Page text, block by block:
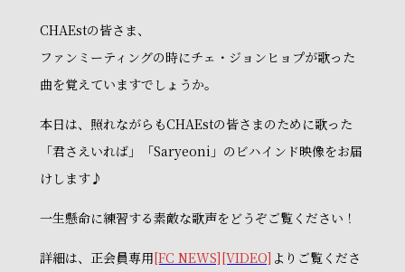
CHAEstの皆さま、
ファンミーティングの時にチェ・ジョンヒョプが歌った
曲を覚えていますでしょうか。
本日は、照れながらもCHAEstの皆さまのために歌った
「君さえいれば」「Saryeoni」のビハインド映像をお届
けします♪
一生懸命に練習する素敵な歌声をどうぞご覧ください！
詳細は、正会員専用[FC NEWS][VIDEO] よりご覧くださ